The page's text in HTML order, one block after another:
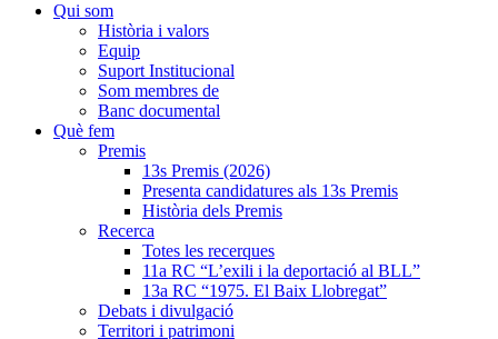
Qui som
Història i valors
Equip
Suport Institucional
Som membres de
Banc documental
Què fem
Premis
13s Premis (2026)
Presenta candidatures als 13s Premis
Història dels Premis
Recerca
Totes les recerques
11a RC “L’exili i la deportació al BLL”
13a RC “1975. El Baix Llobregat”
Debats i divulgació
Territori i patrimoni